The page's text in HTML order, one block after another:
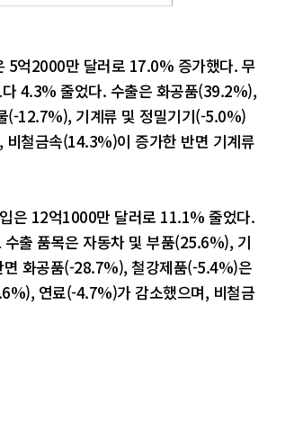
5억2000만 달러로 17.0% 증가했다. 무
4.3% 줄었다. 수출은 화공품(39.2%),
(-12.7%), 기계류 및 정밀기기(-5.0%)
철금속(14.3%)이 증가한 반면 기계류
은 12억1000만 달러로 11.1% 줄었다.
출 품목은 자동차 및 부품(25.6%), 기
화공품(-28.7%), 철강제품(-5.4%)은
연료(-4.7%)가 감소했으며, 비철금